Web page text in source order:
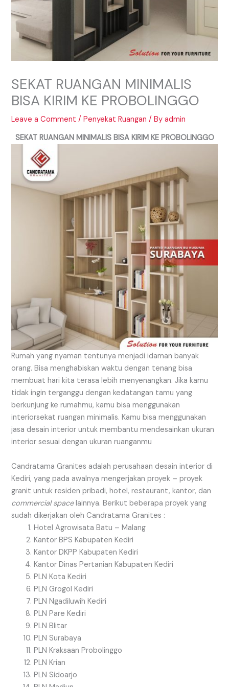
SEKAT RUANGAN MINIMALIS
BISA KIRIM KE PROBOLINGGO
Leave a Comment /Penyekat Ruangan / Byadmin
SEKAT RUANGAN MINIMALIS BISA KIRIM KE PROBOLINGGO
Rumah yang nyaman tentunya menjadi idaman banyak
orang. Bisa menghabiskan waktu dengan tenang bisa
membuat hari kita terasa lebih menyenangkan. Jika kamu
tidak ingin terganggu dengan kedatangan tamu yang
berkunjung ke rumahmu, kamu bisa menggunakan
interiorsekat ruangan minimalis. Kamu bisa menggunakan
jasa desain interior untuk membantu mendesainkan ukuran
interior sesuai dengan ukuran ruanganmu
Candratama Granites adalah perusahaan desain interior di
Kediri, yang pada awalnya mengerjakan proyek – proyek
granit untuk residen pribadi, hotel, restaurant, kantor, dan
commercial spacelainnya. Berikut beberapa proyek yang
sudah dikerjakan oleh Candratama Granites :
Hotel Agrowisata Batu – Malang
Kantor BPS Kabupaten Kediri
Kantor DKPP Kabupaten Kediri
Kantor Dinas Pertanian Kabupaten Kediri
PLN Kota Kediri
PLN Grogol Kediri
PLN Ngadiluwih Kediri
PLN Pare Kediri
PLN Blitar
PLN Surabaya
PLN Kraksaan Probolinggo
PLN Krian
PLN Sidoarjo